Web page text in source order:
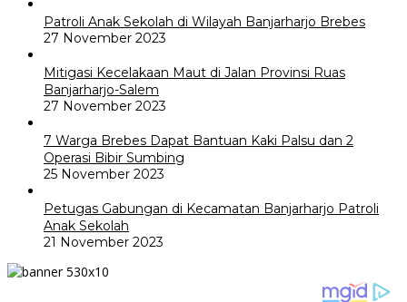
Patroli Anak Sekolah di Wilayah Banjarharjo Brebes
27 November 2023
Mitigasi Kecelakaan Maut di Jalan Provinsi Ruas
Banjarharjo-Salem
27 November 2023
7 Warga Brebes Dapat Bantuan Kaki Palsu dan 2
Operasi Bibir Sumbing
25 November 2023
Petugas Gabungan di Kecamatan Banjarharjo Patroli
Anak Sekolah
21 November 2023